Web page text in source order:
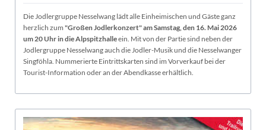
Die Jodlergruppe Nesselwang lädt alle Einheimischen und Gäste ganz
herzlich zum "Großen Jodlerkonzert" am Samstag, den 16. Mai 2026
um 20 Uhr in die Alpspitzhalleein. Mit von der Partie sind neben der
Jodlergruppe Nesselwang auch die Jodler-Musik und die Nesselwanger
Singföhla. Nummerierte Eintrittskarten sind im Vorverkauf bei der
Tourist-Information oder an der Abendkasse erhältlich.